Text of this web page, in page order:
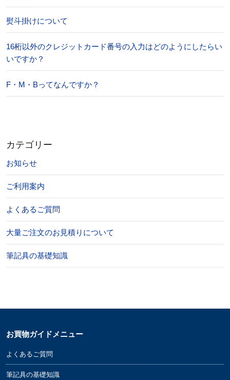
熨斗掛けについて
16桁以外のクレジットカード番号の入力はどのようにしたらい
いですか？
F・M・Bってなんですか？
カテゴリー
お知らせ
ご利用案内
よくあるご質問
大量ご注文のお見積りについて
筆記具の基礎知識
お買物ガイドメニュー
よくあるご質問
筆記具の基礎知識